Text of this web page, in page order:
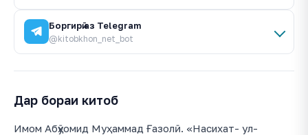
Боргирӣ аз Telegram
@kitobkhon_net_bot
Дар бораи китоб
Имом Абӯҳомид Муҳаммад Ғазолӣ. «Насихат- ул-